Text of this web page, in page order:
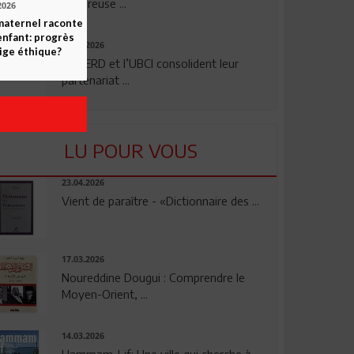
rigoureuse ...
24.07.2026
La BERD et l’UBCI consolident leur
partenariat ...
LU POUR VOUS
23.04.2026
Vient de paraître - «Dictionnaire des ...
17.03.2026
Noureddine Dougui : Comprendre le
Moyen-Orient, ...
14.03.2026
raconte
progrès
éthique?